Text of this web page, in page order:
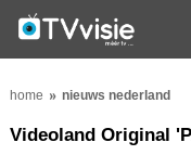
home nieuws nederland
Videoland Original